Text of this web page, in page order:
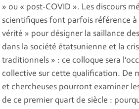
» ou « post-COVID ». Les discours
scientifiques font parfois référence à
vérité » pour désigner la saillance
dans la société étatsunienne et la
traditionnels » : ce colloque sera
collective sur cette qualification. De
et chercheuses pourront examiner
de ce premier quart de siècle :